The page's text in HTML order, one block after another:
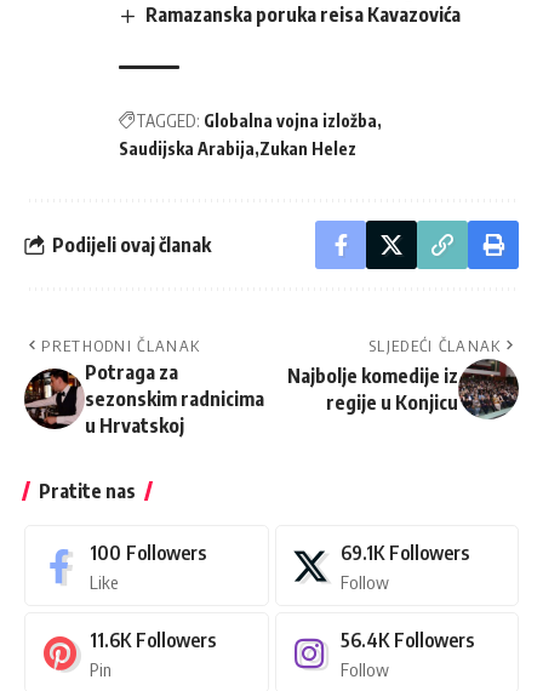
Ramazanska poruka reisa Kavazovića
TAGGED: Globalna vojna izložba
Saudijska Arabija Zukan Helez
Podijeli ovaj članak
PRETHODNI ČLANAK
Potraga za
sezonskim radnicima
u Hrvatskoj
SLJEDEĆI ČLANAK
Najbolje komedije iz
regije u Konjicu
Pratite nas
100 Followers
Like
69.1K Followers
Follow
11.6K Followers
Pin
56.4K Followers
Follow